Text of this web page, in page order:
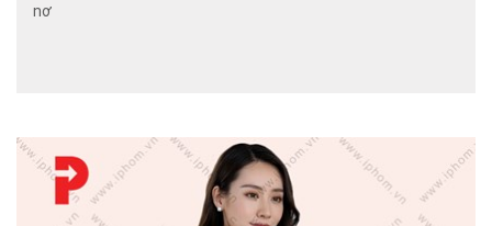
nơ